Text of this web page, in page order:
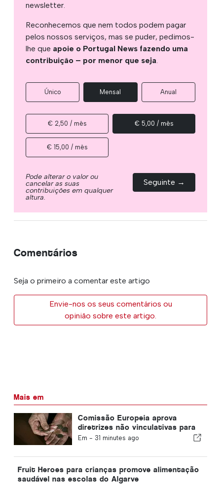
newsletter.
Reconhecemos que nem todos podem pagar
pelos nossos serviços, mas se puder, pedimos-
lhe que apoie o Portugal News fazendo uma
contribuição – por menor que seja.
Único Mensal Anual
€ 2,50 / mês € 5,00 / mês
€ 15,00 / mês
Pode alterar o valor ou
cancelar as suas
contribuições em qualquer
altura.
Seguinte →
Comentários
Seja o primeiro a comentar este artigo
Envie-nos os seus comentários ou
opinião sobre este artigo.
Mais em
Comissão Europeia aprova
diretrizes não vinculativas para
poupanças complementares de
Em - 31 minutes ago
Fruit Heroes para crianças promove alimentação
saudável nas escolas do Algarve